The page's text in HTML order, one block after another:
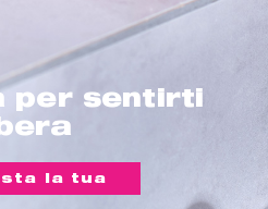
per sentirti
la tua